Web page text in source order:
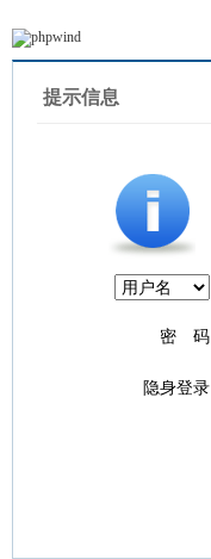
提示信息
密 码
隐身登录